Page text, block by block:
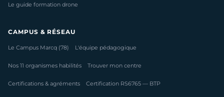
Le guide formation drone
CAMPUS & RÉSEAU
Le Campus Marcq (78) L'équipe pédagogique
Nos 11 organismes habilités Trouver mon centre
Certifications & agréments Certification RS6765 — BTP